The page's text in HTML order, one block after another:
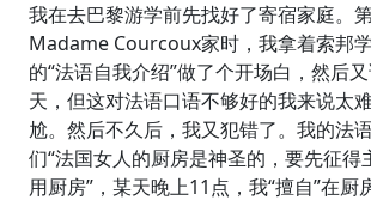
我在去巴黎游学前先找好了寄宿家庭。
Madame Courcoux家时，我拿着索邦
的“法语自我介绍”做了个开场白，然后
天，但这对法语口语不够好的我来说太
尬。然后不久后，我又犯错了。我的法
们“法国女人的厨房是神圣的，要先征得
用厨房”，某天晚上11点，我“擅自”在厨